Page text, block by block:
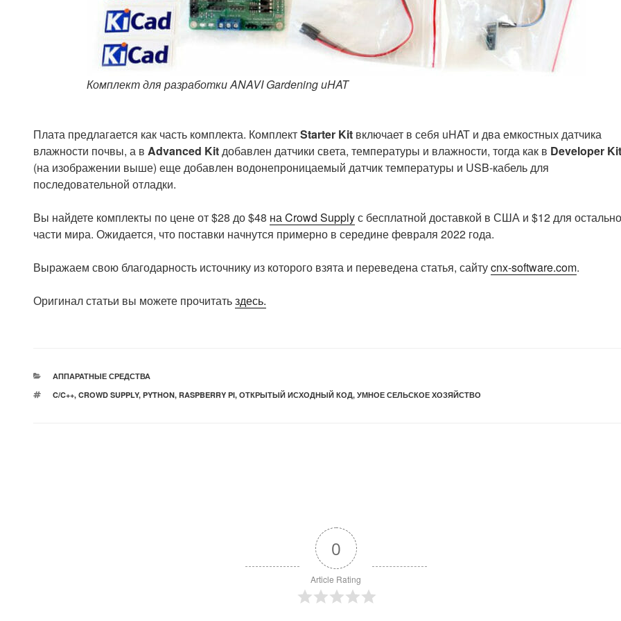
Комплект для разработки ANAVI Gardening uHAT
Плата предлагается как часть комплекта. КомплектStarter Kit включает в себя uHAT и два емкостных датчика
влажности почвы, а в Advanced Kitдобавлен датчики света, температуры и влажности, тогда как в Developer Kit
(на изображении выше) еще добавлен водонепроницаемый датчик температуры и USB-кабель для
последовательной отладки.
Вы найдете комплекты по цене от $28 до $48 на Crowd Supplyс бесплатной доставкой в США и $12 для
части мира. Ожидается, что поставки начнутся примерно в середине февраля 2022 года.
Выражаем свою благодарность источнику из которого взята и переведена статья, сайтуcnx-software.com.
Оригинал статьи вы можете прочитатьздесь.
РУБРИКИ
АППАРАТНЫЕ СРЕДСТВА
МЕТКИ
C/C++, CROWD SUPPLY, PYTHON, RASPBERRY PI, ОТКРЫТЫЙ ИСХОДНЫЙ КОД, УМНОЕ СЕЛЬСКОЕ ХОЗЯЙСТВО
0
Article Rating